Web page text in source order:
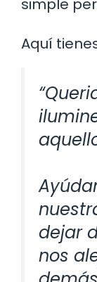
simple
Aquí
dejar
nos